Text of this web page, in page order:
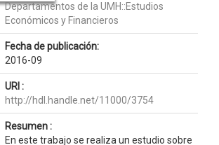
Departamentos de la UMH::Estudios
Económicos y Financieros
Fecha de publicación:
2016-09
URI :
http://hdl.handle.net/11000/3754
Resumen :
En este trabajo se realiza un estudio sobre